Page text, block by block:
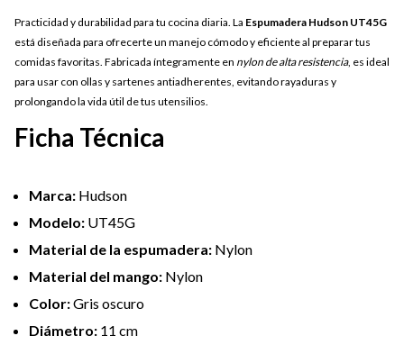
Practicidad y durabilidad para tu cocina diaria. La Espumadera Hudson UT45G
está diseñada para ofrecerte un manejo cómodo y eficiente al preparar tus
comidas favoritas. Fabricada íntegramente en nylon de alta resistencia, es ideal
para usar con ollas y sartenes antiadherentes, evitando rayaduras y
prolongando la vida útil de tus utensilios.
Ficha Técnica
Marca: Hudson
Modelo: UT45G
Material de la espumadera: Nylon
Material del mango: Nylon
Color:Gris oscuro
Diámetro: 11 cm